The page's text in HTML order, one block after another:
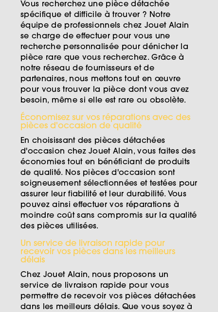
Vous recherchez une pièce détachée
spécifique et difficile à trouver ? Notre
équipe de professionnels chez Jouet Alain
se charge de effectuer pour vous une
recherche personnalisée pour dénicher la
pièce rare que vous recherchez. Grâce à
notre réseau de fournisseurs et de
partenaires, nous mettons tout en œuvre
pour vous trouver la pièce dont vous avez
besoin, même si elle est rare ou obsolète.
Économisez sur vos réparations avec des
pièces d'occasion de qualité
En choisissant des pièces détachées
d'occasion chez Jouet Alain, vous faites des
économies tout en bénéficiant de produits
de qualité. Nos pièces d'occasion sont
soigneusement sélectionnées et testées pour
assurer leur fiabilité et leur durabilité. Vous
pouvez ainsi effectuer vos réparations à
moindre coût sans compromis sur la qualité
des pièces utilisées.
Un service de livraison rapide pour
recevoir vos pièces dans les meilleurs
délais
Chez Jouet Alain, nous proposons un
service de livraison rapide pour vous
permettre de recevoir vos pièces détachées
dans les meilleurs délais. Que vous soyez à